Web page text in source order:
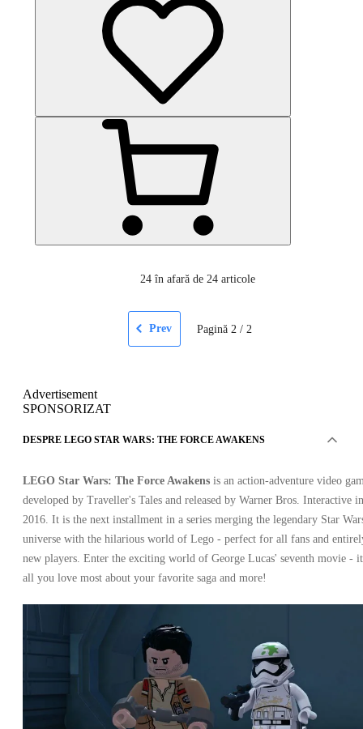
24 în afară de 24 articole
Prev Pagină 2 / 2
Advertisement
SPONSORIZAT
DESPRE LEGO STAR WARS: THE FORCE AWAKENS
LEGO Star Wars: The Force Awakens is an action-adventure video
developed by Traveller's Tales and released by Warner Bros. Interactive in
2016. It is the next installment in a series merging the legendary Star
universe with the hilarious world of Lego - perfect for all fans and
new players. Enter the exciting world of George Lucas' seventh movie -
all you love most about your favorite saga and more!